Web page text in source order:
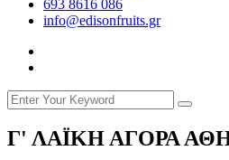
693 8616 086
info@edisonfruits.gr
Γ' ΛΑΪΚΗ ΑΓΟΡΑ